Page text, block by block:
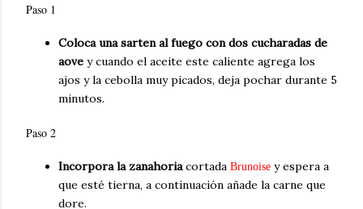
Paso 1
Coloca una sarten al fuego con dos cucharadas de
aove y cuando el aceite este caliente agrega los
ajos y la cebolla muy picados, deja pochar durante 5
minutos.
Paso 2
Incorpora la zanahoriacortada Brunoise y espera a
que esté tierna, a continuación añade la carne que
dore.